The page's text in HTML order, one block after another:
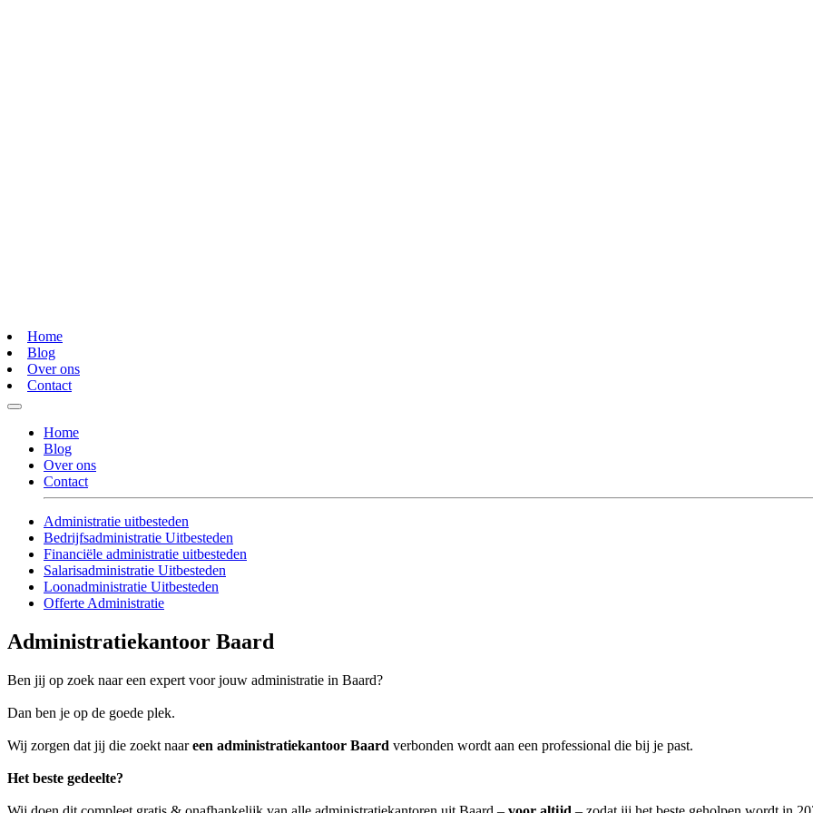
Home
Blog
Over ons
Contact
Home
Blog
Over ons
Contact
Administratie uitbesteden
Bedrijfsadministratie Uitbesteden
Financiële administratie uitbesteden
Salarisadministratie Uitbesteden
Loonadministratie Uitbesteden
Offerte Administratie
Administratiekantoor Baard
Ben jij op zoek naar een expert voor jouw administratie in Baard?
Dan ben je op de goede plek.
Wij zorgen dat jij die zoekt naareen administratiekantoor Baard verbonden wordt aan een professional die bij je past.
Het beste gedeelte?